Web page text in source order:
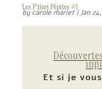
Les P’tites Pépites #1
by carole mariet|Jan
Et si je